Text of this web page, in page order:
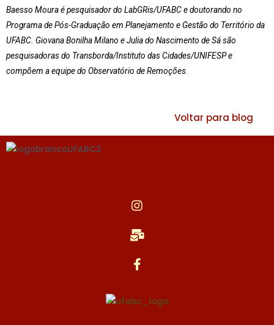
Baesso Moura é pesquisador do LabGRis/UFABC e doutorando no
Programa de Pós-Graduação em Planejamento e Gestão do Território da
UFABC. Giovana Bonilha Milano e Julia do Nascimento de Sá são
pesquisadoras do Transborda/Instituto das Cidades/UNIFESP e
compõem a equipe do Observatório de Remoções.
Voltar para blog